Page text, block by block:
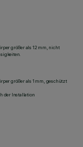
größer als 12 mm, nicht
größer als 1 mm, geschützt
der Installation